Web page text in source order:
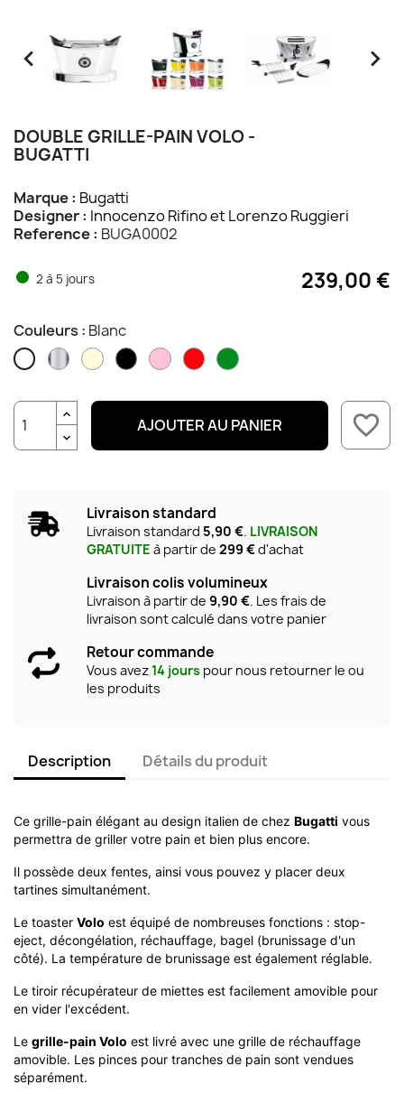
 
DOUBLE GRILLE-PAIN VOLO -
BUGATTI
Marque : Bugatti
Designer : Innocenzo Rifino et Lorenzo Ruggieri
Reference : BUGA0002
2 à 5 jours 239,00 €
Couleurs : Blanc
Blanc ChromeCrèmeNoir RoseRougeVert
AJOUTER AU PANIER favorite_border
Livraison standard
Livraison standard 5,90 €. LIVRAISON
GRATUITE à partir de 299 €d'achat
Livraison colis volumineux
Livraison à partir de 9,90 €. Les frais de
livraison sont calculé dans votre panier
Retour commande
Vous avez14 jours pour nous retourner le ou
les produits
Description Détails du produit
Ce grille-pain élégant au design italien de chez Bugatti vous
permettra de griller votre pain et bien plus encore.
Il possède deux fentes, ainsi vous pouvez y placer deux
tartines simultanément.
Le toaster Volo est équipé de nombreuses fonctions : stop-
eject, décongélation, réchauffage, bagel (brunissage d'un
côté). La température de brunissage est également réglable.
Le tiroir récupérateur de miettes est facilement amovible pour
en vider l'excédent.
Le grille-pain Volo est livré avec une grille de réchauffage
amovible. Les pinces pour tranches de pain sont vendues
séparément.